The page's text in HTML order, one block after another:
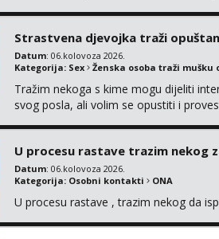
Strastvena djevojka traži
Datum: 06.kolovoza 2026.
Kategorija: Sex Ženska osoba traži mušku
Tražim nekoga s kime mogu dijeliti
svog posla, ali volim se opustiti i
U procesu rastave trazim nekog
Datum: 06.kolovoza 2026.
Kategorija: Osobni kontakti ONA
U procesu rastave , trazim nekog da